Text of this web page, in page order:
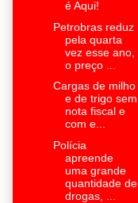
é Aqui!
Petrobras reduz
pela quarta
vez esse ano,
o preço ...
Cargas de milho
e de trigo sem
nota fiscal e
com e...
Polícia
apreende
uma grande
quantidade de
drogas, ...